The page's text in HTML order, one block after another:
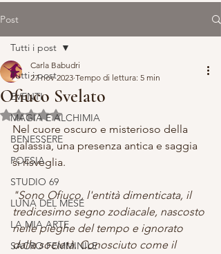
Post
Tutti i post
EVENTI
MAGIA E ALCHIMIA
BENESSERE
POESIA
STUDIO 69
LUNA DEL MESE
LA MIA ARTE
SACRO FEMMINILE
Tutti i post
Ofiuco Svelato
Carla Babudri
27 nov 2023 Tempo di lettura: 5 min
Valutazione NaN stelle su 5.
Nel cuore oscuro e misterioso della
galassia, una presenza antica e saggia
si risveglia.
"Sono Ofiuco, l'entità dimenticata, il
tredicesimo segno zodiacale, nascosto
nelle pieghe del tempo e ignorato
dalla società. Conosciuto come il